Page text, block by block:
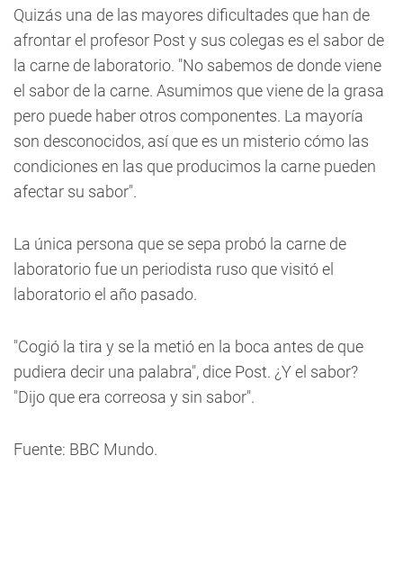
Quizás una de las mayores dificultades que han de
afrontar el profesor Post y sus colegas es el sabor de
la carne de laboratorio. "No sabemos de donde viene
el sabor de la carne. Asumimos que viene de la grasa
pero puede haber otros componentes. La mayoría
son desconocidos, así que es un misterio cómo las
condiciones en las que producimos la carne pueden
afectar su sabor".
La única persona que se sepa probó la carne de
laboratorio fue un periodista ruso que visitó el
laboratorio el año pasado.
"Cogió la tira y se la metió en la boca antes de que
pudiera decir una palabra", dice Post. ¿Y el sabor?
"Dijo que era correosa y sin sabor".
Fuente: BBC Mundo.